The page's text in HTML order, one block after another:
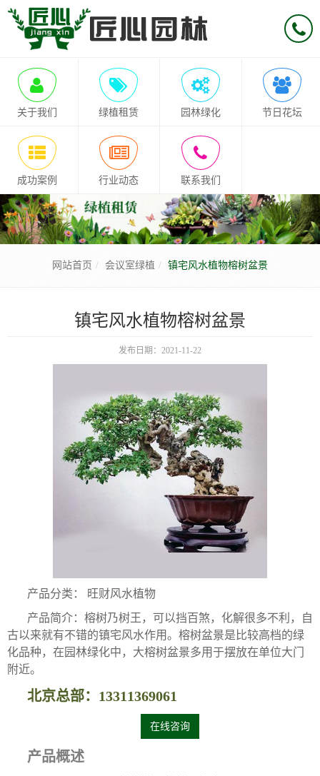
关于我们 绿植租赁 园林绿化 节日花坛
成功案例 行业动态 联系我们
网站首页 会议室绿植 镇宅风水植物榕树盆景
镇宅风水植物榕树盆景
发布日期：2021-11-22
产品分类： 旺财风水植物
产品简介：榕树乃树王，可以挡百煞，化解很多不利，自
古以来就有不错的镇宅风水作用。榕树盆景是比较高档的绿
化品种，在园林绿化中，大榕树盆景多用于摆放在单位大门
附近。
北京总部：13311369061
在线咨询
产品概述